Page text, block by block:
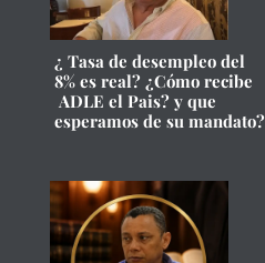
¿ Tasa de desempleo del
8% es real? ¿Cómo recibe
ADLE el Pais? y que
esperamos de su mandato?